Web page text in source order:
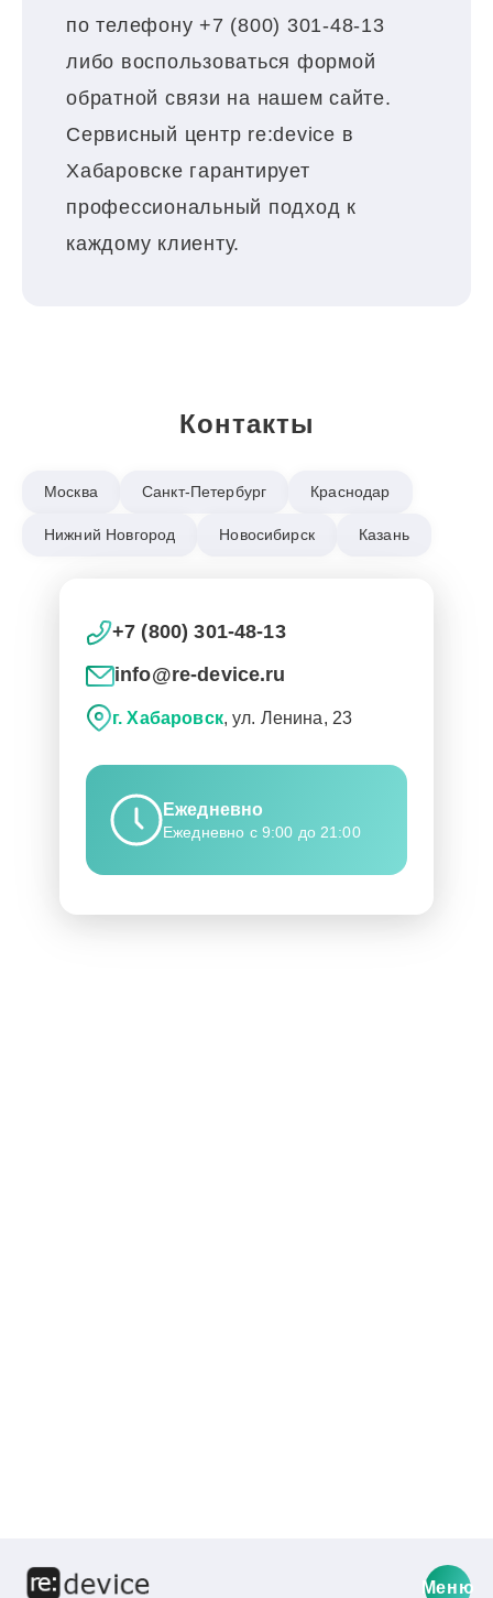
по телефону +7 (800) 301-48-13
либо воспользоваться формой
обратной связи на нашем сайте.
Сервисный центр re:device в
Хабаровске гарантирует
профессиональный подход к
каждому клиенту.
Контакты
Москва Санкт-Петербург Краснодар
Нижний Новгород Новосибирск Казань
+7 (800) 301-48-13
info@re-device.ru
г. Хабаровск, ул. Ленина, 23
Ежедневно
Ежедневно с 9:00 до 21:00
Меню